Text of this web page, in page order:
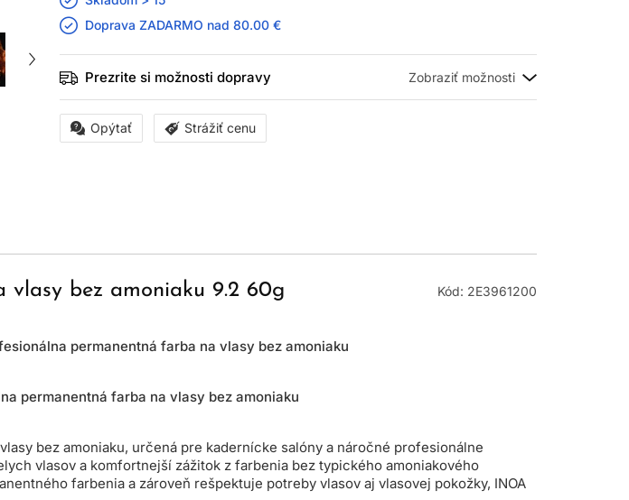
Doprava ZADARMO nad 80.00 €
Prezrite si možnosti dopravy
Opýtať Strážiť cenu
bez amoniaku 9.2 60g Kód: 2E3961200
permanentná farba na vlasy bez amoniaku
permanentná farba na vlasy bez amoniaku
bez amoniaku, určená pre kadernícke salóny a náročné profesionálne
vlasov a komfortnejší zážitok z farbenia bez typického amoniakového
farbenia a zároveň rešpektuje potreby vlasov aj vlasovej pokožky, INOA